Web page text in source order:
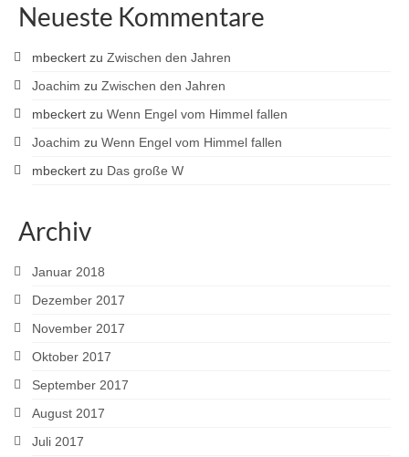
Neueste Kommentare
mbeckert zu Zwischen den Jahren
Joachim zu Zwischen den Jahren
mbeckert zu Wenn Engel vom Himmel fallen
Joachim zu Wenn Engel vom Himmel fallen
mbeckert zu Das große W
Archiv
Januar 2018
Dezember 2017
November 2017
Oktober 2017
September 2017
August 2017
Juli 2017